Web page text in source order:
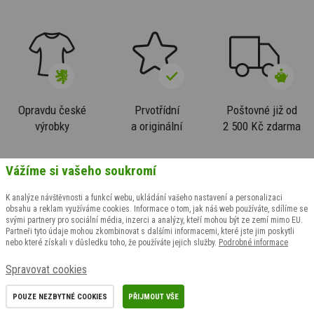
Opravdu české
výrobky
Prvotřídní
a originální
Poštovné již od
2 500 Kč zdarma
Zákaznický servis
Výměna velikosti
Reklamační formulář
Reklamační řád
Důležité odkazy
Výdejní místa PPL Parceshop
Certifikáty
Vážíme si vašeho soukromí
K analýze návštěvnosti a funkcí webu, ukládání vašeho nastavení a personalizaci
obsahu a reklam využíváme cookies. Informace o tom, jak náš web používáte, sdílíme se
svými partnery pro sociální média, inzerci a analýzy, kteří mohou být ze zemí mimo EU.
Partneři tyto údaje mohou zkombinovat s dalšími informacemi, které jste jim poskytli
nebo které získali v důsledku toho, že používáte jejich služby. Podrobné informace
Spravovat cookies
POUZE NEZBYTNÉ COOKIES PŘIJMOUT VŠE